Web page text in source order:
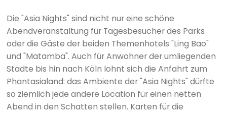
Die "Asia Nights" sind nicht nur eine schöne
Abendveranstaltung für Tagesbesucher des Parks
oder die Gäste der beiden Themenhotels "Ling Bao"
und "Matamba". Auch für Anwohner der umliegenden
Städte bis hin nach Köln lohnt sich die Anfahrt zum
Phantasialand: das Ambiente der "Asia Nights" dürfte
so ziemlich jede andere Location für einen netten
Abend in den Schatten stellen. Karten für die